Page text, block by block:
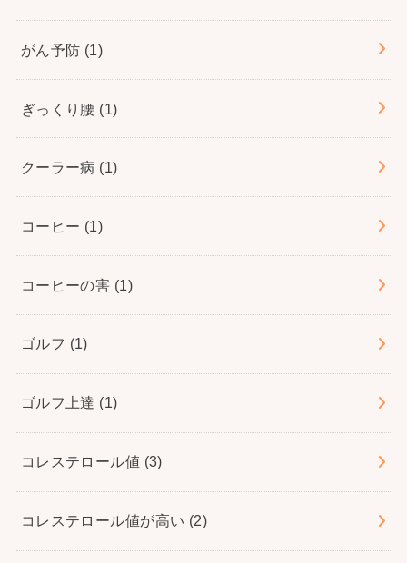
がん予防 (1)
ぎっくり腰 (1)
クーラー病 (1)
コーヒー (1)
コーヒーの害 (1)
ゴルフ (1)
ゴルフ上達 (1)
コレステロール値 (3)
コレステロール値が高い (2)